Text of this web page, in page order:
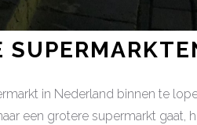
in Nederland binnen te
een grotere supermarkt gaat,